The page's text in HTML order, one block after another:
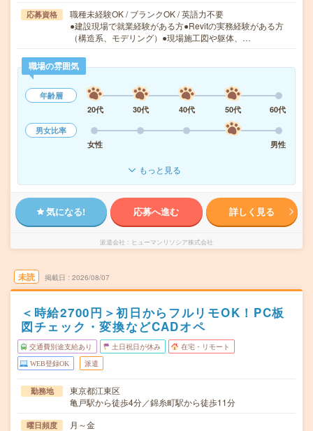
応募資格
職種未経験OK / ブランクOK / 英語力不要
●建設現場で就業経験がある方●Revitの実務経験がある方
（構造系、モデリング）●現場施工図や躯体、…
職場の雰囲気
年齢層
20代
30代 40代 50代
60代
男女比率
女性
男性
もっと見る
気になる! 応募へ進む 詳しく見る
派遣会社 ヒューマンリソシア株式会社
未読 掲載日 2026/08/07
＜時給2700円＞初日からフルリモOK！PC板
図チェック・変換などCADオペ
交通費別途支給あり 土日祝日が休み 在宅・リモート
WEB登録OK 派遣
勤務地
東京都江東区
亀戸駅から徒歩4分／錦糸町駅から徒歩11分
曜日頻度 月～金